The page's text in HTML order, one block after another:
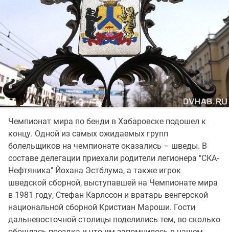
Чемпионат мира по бенди в Хабаровске подошел к
концу. Одной из самых ожидаемых групп
болельщиков на чемпионате оказались – шведы. В
составе делегации приехали родители легионера "СКА-
Нефтяника" Йохана Эстблума, а также игрок
шведской сборной, выступавшей на Чемпионате мира
в 1981 году, Стефан Карлссон и вратарь венгерской
национальной сборной Кристиан Мароши. Гости
дальневосточной столицы поделились тем, во сколько